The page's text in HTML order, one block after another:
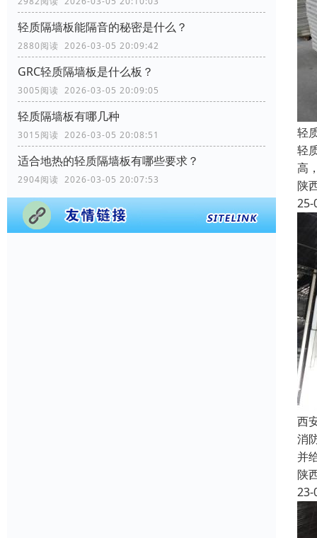
轻质隔墙板能隔音的秘密是什么？
2880阅读 2026-03-05 20:09:42
GRC轻质隔墙板是什么板？
3005阅读 2026-03-05 20:09:05
轻质隔墙板有哪几种
3015阅读 2026-03-05 20:08:51
适合地热的轻质隔墙板有哪些要求？
2904阅读 2026-03-05 20:07:53
轻
轻
高
陕
25-
西
消
并
陕
23-